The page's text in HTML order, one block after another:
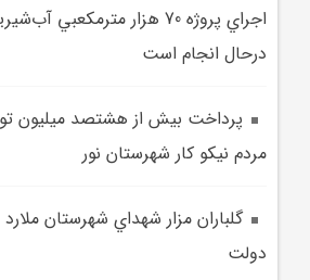
اجراي پروژه 70 هزار
درحال انجام است
پرداخت بيش از هشتصد ميليون
مردم نيکو کار شهرستان نور
گلباران مزار شهداي شهرستان
دولت